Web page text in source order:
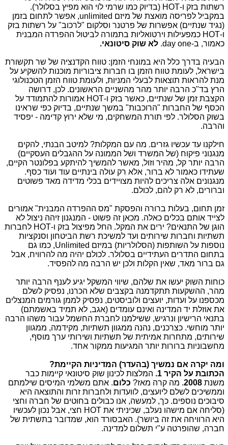
רשתות בזק ו-HOT (בדיוק כמו שרמי לוי הוא מפיץ בסלולר).
במקביל לפריסה מואצת של מיזם unlimited, אפשר לתחום בזמן
(נגיד שנתיים) אפשרות של פרטנר וסלקום "לרכוב" על רשתות בזק
ו-HOT כמפעילות וירטואליות בתמורה לביטול ההפרדה המבנית
כאמור, ב-day one
. לא שוק סיטונאי.
הבעיה בדרך כלל היא במונחי הזמן: טווח הקדנציה של שר תקשורת
בישראל, לעומת טווח הזמן בו חברות ציבוריות מוכנות להשקיע על
מנת להראות תוצאות לבעלי המניות, ולעומת טווח הזמן הטכנולוגי
הרץ בד"כ הרבה יותר מהר מהשניים הראשונים. לכן, דרושה
הקצבת זמן של שנתיים, כאשר בזק ו-HOT אמורות להתמודד על
הכסף של החברות "הרוכבות" במשך שנתיים, בדיוק כפי שראינו
בשוק הסלולר. לפי תורת המשחקים, מי שלא ירוץ קדימה - יפסיד
והרבה.
חילקנו עד עכשיו גזרים. מה עם המקלות? למיטב הבנתי, להקים
מנגנוני פיקוח (של המשרד ושל הממונה על ההגבלים העסקיים)
הרבה יותר קל, מהיר וזול, מאשר להמשיך להיתקע בפלונטר הקיים,
שעתידו כאמור לא ברור, אלא רק עולה בינתיים עוד ועוד כסף.
מנגנונים אלה צריכים להיות מצויידים בכלי מדידה מאד פשוטים
וברורים, לא רק להם, לכולם.
זמן תחום, בעלות ברורה והפסקת "מס ההפרדה המבנית" אמורים
לצייד אותם בכלים כאלה. מכאן זה פשוט - המנגנון זיהה ניצול לא
הוגן של התנאים? ירים את המקל. החל מפיצול בזק ו-HOT לחברות
תשתיות וחברות שירותים ועד למשיכת רשת הביטחון וסנקציות
נוספות על השותפות (הסלולריות) במיזם Unlimited, כמו גם
בתחום התדרים העתידיים בסלולר. לכולם יהיה מה להרוויח, אבל
גם ברור מאד, שאין הקלות ולכן יש הרבה מה להפסיד.
כוחות השוק יעשו את שלהם, שיווי המשקל יגיע לענף הרבה יותר
מהר, ההשקעות תתקדמנה בקצבים שלא הכרנו, נפסיק לשלם
מכספנו על ועדות, יועצים ולוביסטים, נפסיק לממן גורמים המנצלים
את אוזלת יד המדינה ואינם עומדים (אגב, לא תמיד באשמתם)
בתנאי הרישיון ונרגיש, ששילמנו לחברת החשמל עבור משהו הרבה
יותר מוחשי. כצרכנים, נהנה ממגוון תשתיות, מקידמה, ממגוון
שירותים, מתחרות אמיתית של תשתיות ושירותי ערך מוסף,
מחשבוניות ברורות יותר המגיעות ממקור אחד.
ומה יקרה אם נמשיך (בהעדר) המדיניות הקיימת?
הכתובת על הקיר 1.
המלצות לכינון שוק סיטונאי קיימות כבר
משנת 2008. מה קרה מאז? כלום. אתם משלמי המיסים שילמתם
וממשיכים לשלם ליועצים, לוועדות ולחברות זרות והתוצאה היא
סיבוכים נוספים. כך, למעשה, אנו כבולים בחוטים של חברה וחצי
(סליחה אם מישהו נעלב, שכיניתי את HOT חצי, אבל נכון לעכשיו
היא הרוויחה את זה ביושר). האבסורד הוא, שמדובר בתשתית של
חברה, שהופרטה ע"י תשלום למדינה.